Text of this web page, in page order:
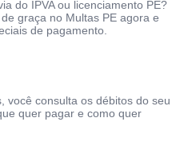
do IPVA ou licenciamento PE?
graça no Multas PE agora e
de pagamento.
você consulta os débitos do seu
quer pagar e como quer